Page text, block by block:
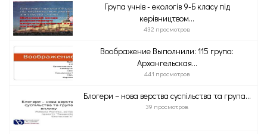
Група учнів - екологів 9-Б класу під
керівництвом...
432 просмотров
Воображение Выполнили: 115 група:
Архангельская...
441 просмотров
Блогери – нова верства суспільства та група...
39 просмотров